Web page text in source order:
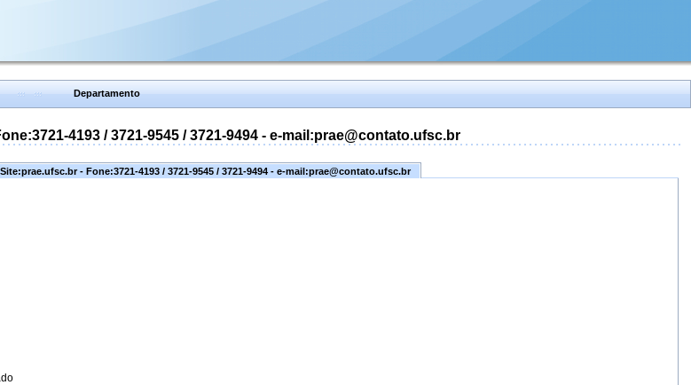
Departamento
4193 / 3721-9545 / 3721-9494 - e-mail:prae@contato.ufsc.br
- Fone:3721-4193 / 3721-9545 / 3721-9494 - e-mail:prae@contato.ufsc.br